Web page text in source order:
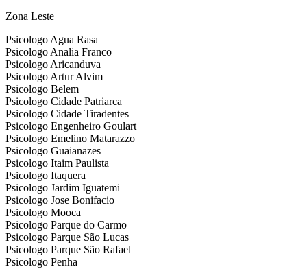
Zona Leste
Psicologo Agua Rasa
Psicologo Analia Franco
Psicologo Aricanduva
Psicologo Artur Alvim
Psicologo Belem
Psicologo Cidade Patriarca
Psicologo Cidade Tiradentes
Psicologo Engenheiro Goulart
Psicologo Emelino Matarazzo
Psicologo Guaianazes
Psicologo Itaim Paulista
Psicologo Itaquera
Psicologo Jardim Iguatemi
Psicologo Jose Bonifacio
Psicologo Mooca
Psicologo Parque do Carmo
Psicologo Parque São Lucas
Psicologo Parque São Rafael
Psicologo Penha